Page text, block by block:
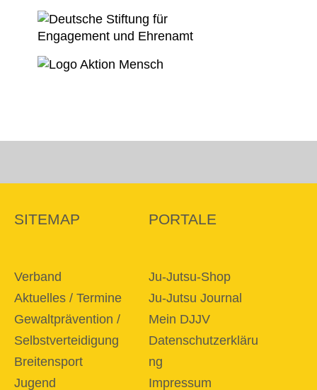
SITEMAP
Verband
Aktuelles / Termine
Gewaltprävention /
Selbstverteidigung
Breitensport
Jugend
PORTALE
Ju-Jutsu-Shop
Ju-Jutsu Journal
Mein DJJV
Datenschutzerkläru
ng
Impressum